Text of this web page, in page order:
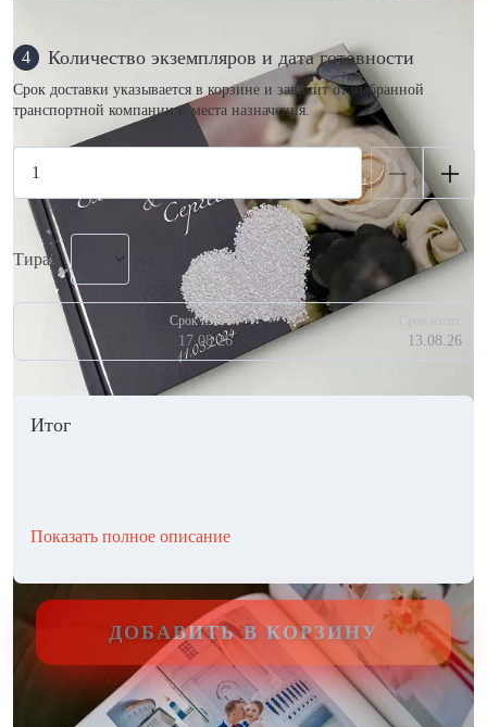
4 Количество экземпляров и дата готовности
Срок доставки указывается в корзине и зависит от выбранной
транспортной компании и места назначения.
Тираж
Срок изгот.
17.08.26 13.08.26
Итог
Показать полное описание
ДОБАВИТЬ В КОРЗИНУ